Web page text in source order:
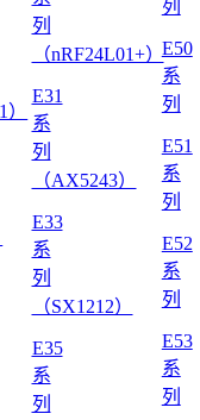
列
（nRF24L01+）
E31
系
列
（AX5243）
E33
系
列
（SX1212）
E35
系
列
列
E50
系
列
E51
系
列
E52
系
列
E53
系
列